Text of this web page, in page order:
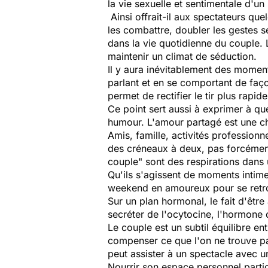
la vie sexuelle et sentimentale
Ainsi offrait-il aux spectateurs
les combattre, doubler les gestes
dans la vie quotidienne du couple.
maintenir un climat de séduction.
Il y aura inévitablement des
parlant et en se comportant de
permet de rectifier le tir plus
Ce point sert aussi à exprimer à
humour. L'amour partagé est une
Amis, famille, activités
des créneaux à deux, pas
couple" sont des respirations
Qu'ils s'agissent de moments
weekend en amoureux pour se
Sur un plan hormonal, le fait
secréter de l'ocytocine, l'hormone
Le couple est un subtil équilibre
compenser ce que l'on ne trouve
peut assister à un spectacle avec